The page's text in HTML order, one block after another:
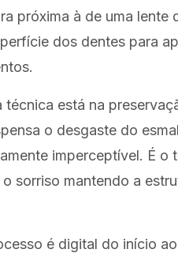
próxima à de uma
dos dentes para
está na
o desgaste do
imperceptível. É o
sorriso mantendo a
é digital do início